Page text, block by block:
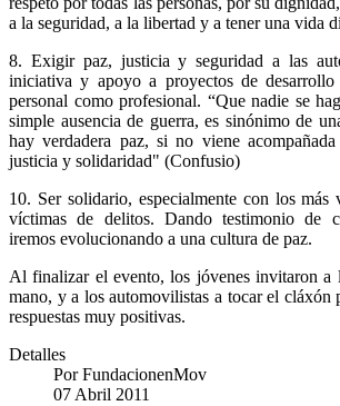
a la seguridad, a la libertad y a tener una vida
8. Exigir paz, justicia y seguridad a las
iniciativa y apoyo a proyectos de
personal como profesional. “Que nadie se
simple ausencia de guerra, es sinónimo de
hay verdadera paz, si no viene
justicia y solidaridad" (Confusio)
10. Ser solidario, especialmente con los más
víctimas de delitos. Dando testimonio de
iremos evolucionando a una cultura de paz.
Al finalizar el evento, los jóvenes invitaron a
mano, y a los automovilistas a tocar el cláxón
respuestas muy positivas.
Detalles
PorFundacionenMov
07 Abril 2011